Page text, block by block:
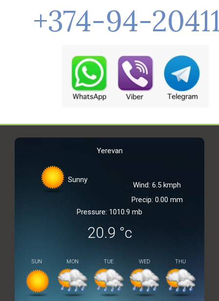
+374-94-
Yerevan
Sunny
Wind: 6.5 kmph
Precip: 0.00 mm
Pressure: 1010.9 mb
20.9 °c
SUN MON TUE WED THU